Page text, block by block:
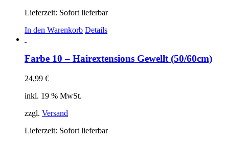
Lieferzeit: Sofort lieferbar
In den Warenkorb Details
Farbe 10 – Hairextensions Gewellt (50/60cm)
24,99 €
inkl. 19 % MwSt.
zzgl. Versand
Lieferzeit: Sofort lieferbar